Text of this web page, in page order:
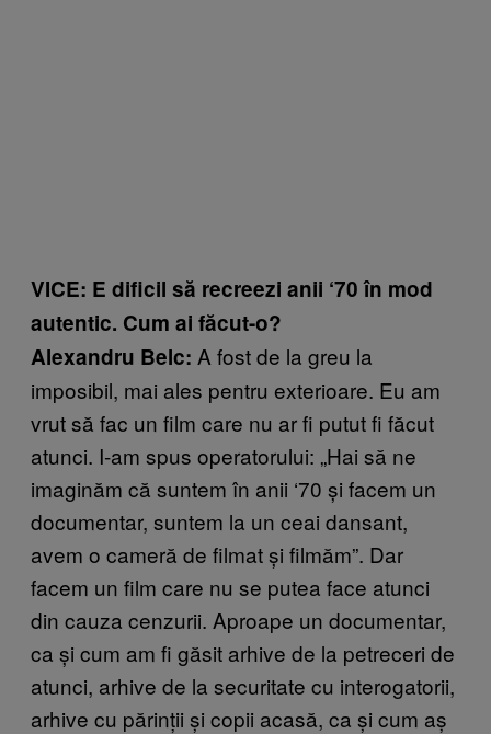
VICE: E dificil să recreezi anii ‘70 în mod
autentic. Cum ai făcut-o?
Alexandru Belc: A fost de la greu la
imposibil, mai ales pentru exterioare. Eu am
vrut să fac un film care nu ar fi putut fi făcut
atunci. I-am spus operatorului: „Hai să ne
imaginăm că suntem în anii ‘70 și facem un
documentar, suntem la un ceai dansant,
avem o cameră de filmat și filmăm”. Dar
facem un film care nu se putea face atunci
din cauza cenzurii. Aproape un documentar,
ca și cum am fi găsit arhive de la petreceri de
atunci, arhive de la securitate cu interogatorii,
arhive cu părinții și copii acasă, ca și cum aș